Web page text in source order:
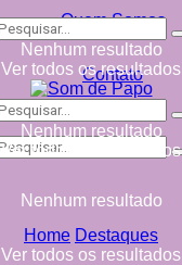
Quem Somos
Contato
Nenhum resultado
Ver todos os resultados
Nenhum resultado
Ver todos os resultados
Nenhum resultado
Ver todos os resultados
Home Destaques